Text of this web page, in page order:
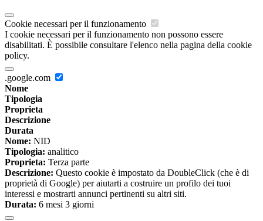
Cookie necessari per il funzionamento
I cookie necessari per il funzionamento non possono essere
disabilitati. È possibile consultare l'elenco nella pagina della cookie
policy.
.google.com
Nome
Tipologia
Proprieta
Descrizione
Durata
Nome: NID
Tipologia: analitico
Proprieta: Terza parte
Descrizione: Questo cookie è impostato da DoubleClick (che è di
proprietà di Google) per aiutarti a costruire un profilo dei tuoi
interessi e mostrarti annunci pertinenti su altri siti.
Durata: 6 mesi 3 giorni